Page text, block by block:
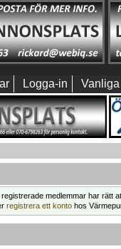
Logga-in
registrerade medlemmar har rätt
registrera ett konto hos